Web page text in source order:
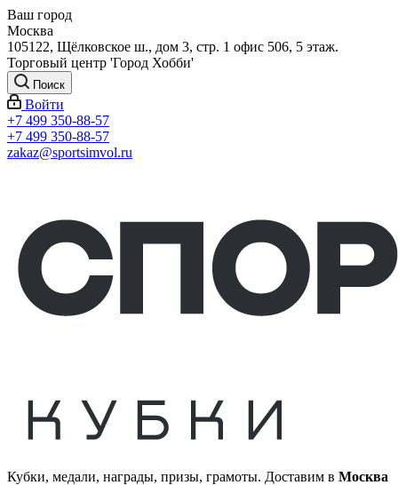
Ваш город
Москва
105122, Щёлковское ш., дом 3, стр. 1 офис 506, 5 этаж.
Торговый центр 'Город Хобби'
Поиск
Войти
+7 499 350-88-57
+7 499 350-88-57
zakaz@sportsimvol.ru
Кубки, медали, награды, призы, грамоты. Доставим в Москва